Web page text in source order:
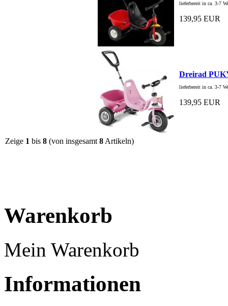
lieferbereit in ca. 3-7
139,95 EUR
Dreirad
lieferbereit in ca. 3-7
139,95 EUR
Zeige 1 bis 8 (von insgesamt 8 Artikeln)
Warenkorb
Mein Warenkorb
Informationen